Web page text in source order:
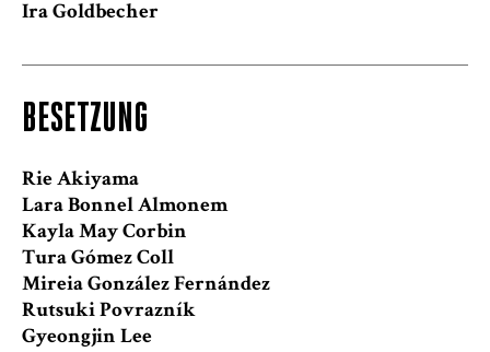
Ira Goldbecher
BESETZUNG
Rie Akiyama
Lara Bonnel Almonem
Kayla May Corbin
Tura Gómez Coll
Mireia González Fernández
Rutsuki Povrazník
Gyeongjin Lee